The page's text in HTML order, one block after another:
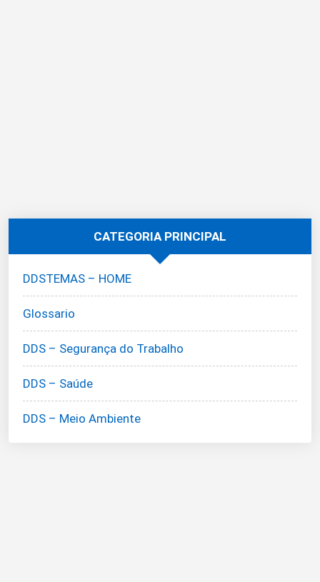
CATEGORIA PRINCIPAL
DDSTEMAS – HOME
Glossario
DDS – Segurança do Trabalho
DDS – Saúde
DDS – Meio Ambiente